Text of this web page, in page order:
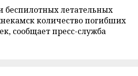
беспилотных летательных
количество погибших
сообщает пресс-служба